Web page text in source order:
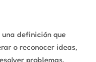
definición que
o reconocer ideas,
problemas,